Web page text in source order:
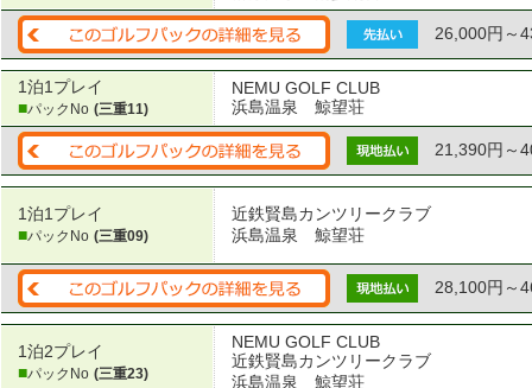
26,000円～
1泊1プレイ
■パックNo (三重11)
NEMU GOLF CLUB
浜島温泉 鯨望荘
21,390円～
1泊1プレイ
■パックNo (三重09)
近鉄賢島カンツリークラブ
浜島温泉 鯨望荘
28,100円～
1泊2プレイ
■パックNo (三重23)
NEMU GOLF CLUB
近鉄賢島カンツリークラブ
浜島温泉 鯨望荘